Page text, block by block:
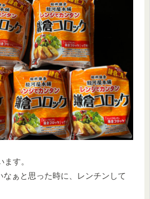
す。
なぁと思った時に、レンチンして